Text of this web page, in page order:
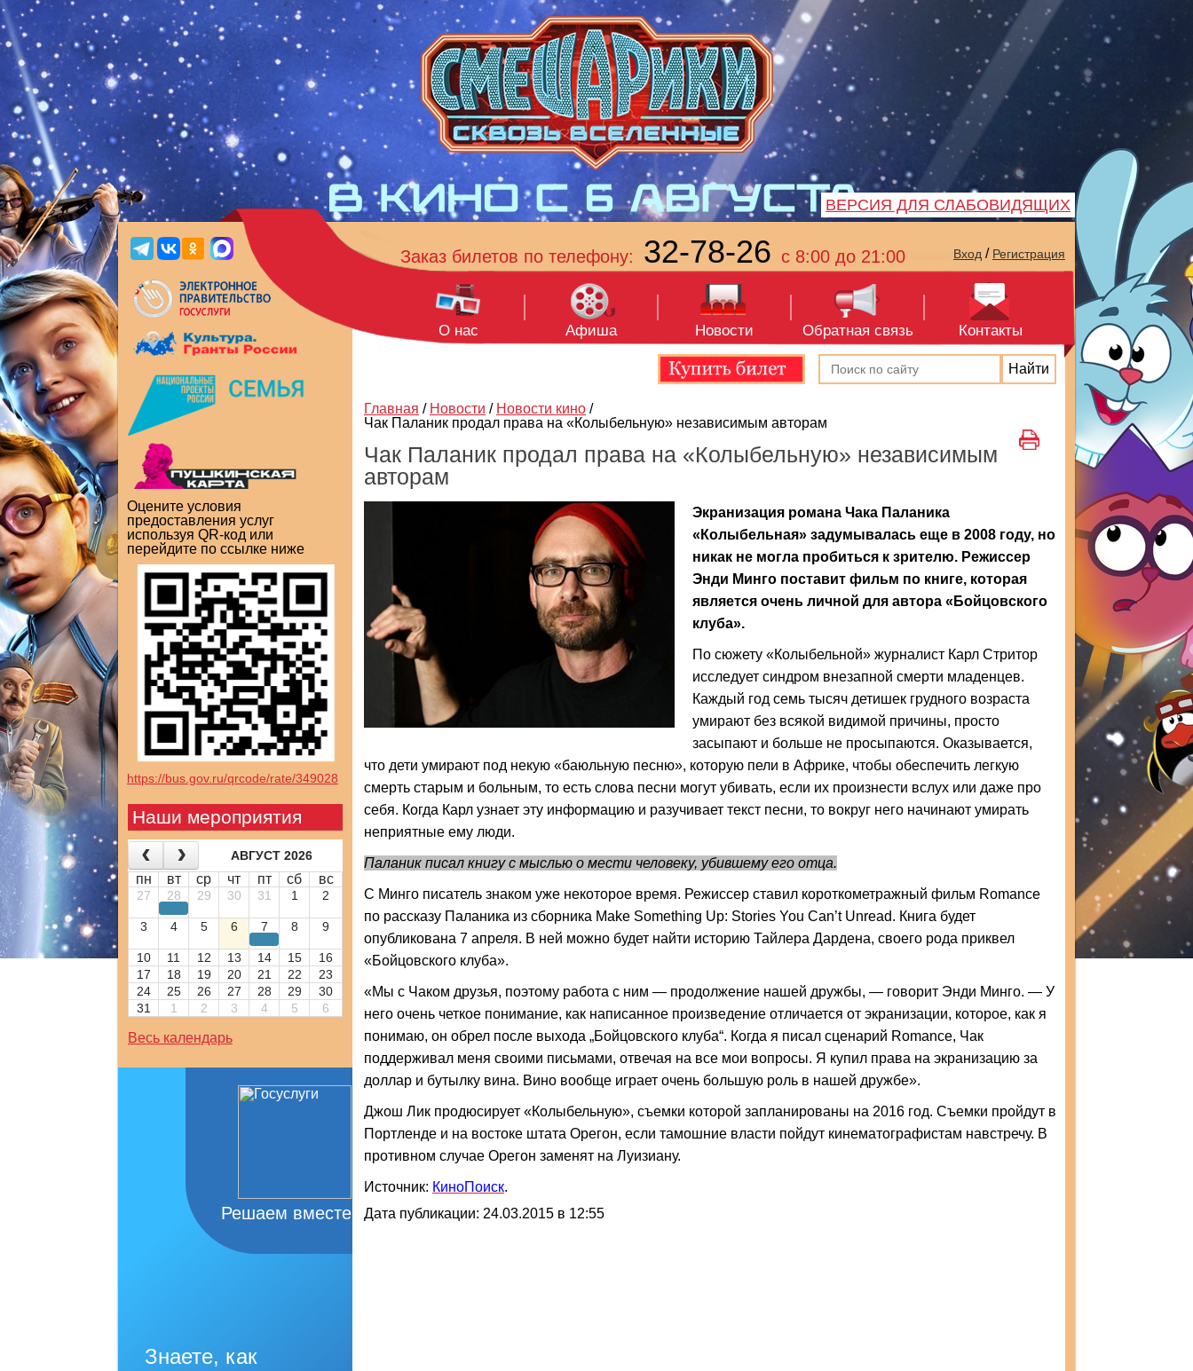
ВЕРСИЯ ДЛЯ СЛАБОВИДЯЩИХ
Оцените условия
предоставления услуг
используя QR-код или
перейдите по ссылке ниже
https://bus.gov.ru/qrcode/rate/349028
Наши мероприятия
АВГУСТ 2026
пн вт ср чт пт сб вс
27 28 29 30 31 1 2
3 4 5 6 7 8 9
10 11 12 13 14 15
16
17
18 19 20 21 22
23
24
25 26 27 28 29
30
31
1 2 3 4 5 6
Весь календарь
Решаем вместе
Знаете, как
Заказ билетов по телефону: 32-78-26 с 8:00 до 21:00 Вход / Регистрация
О нас Афиша Новости Обратная связь Контакты
Главная / Новости / Новости кино /
Чак Паланик продал права на «Колыбельную» независимым авторам
Чак Паланик продал права на «Колыбельную» независимым
авторам
Экранизация романа Чака Паланика
«Колыбельная» задумывалась еще в 2008 году, но
никак не могла пробиться к зрителю. Режиссер
Энди Минго поставит фильм по книге, которая
является очень личной для автора «Бойцовского
клуба».
По сюжету «Колыбельной» журналист Карл Стритор
исследует синдром внезапной смерти младенцев.
Каждый год семь тысяч детишек грудного возраста
умирают без всякой видимой причины, просто
засыпают и больше не просыпаются. Оказывается,
что дети умирают под некую «баюльную песню», которую пели в Африке, чтобы обеспечить легкую
смерть старым и больным, то есть слова песни могут убивать, если их произнести вслух или даже про
себя. Когда Карл узнает эту информацию и разучивает текст песни, то вокруг него начинают умирать
неприятные ему люди.
Паланик писал книгу с мыслью о мести человеку, убившему его отца.
С Минго писатель знаком уже некоторое время. Режиссер ставил короткометражный фильм Romance
по рассказу Паланика из сборника Make Something Up: Stories You Can’t Unread. Книга будет
опубликована 7 апреля. В ней можно будет найти историю Тайлера Дардена, своего рода приквел
«Бойцовского клуба».
«Мы с Чаком друзья, поэтому работа с ним — продолжение нашей дружбы, — говорит Энди Минго. — У
него очень четкое понимание, как написанное произведение отличается от экранизации, которое, как я
понимаю, он обрел после выхода „Бойцовского клуба“. Когда я писал сценарий Romance, Чак
поддерживал меня своими письмами, отвечая на все мои вопросы. Я купил права на экранизацию за
доллар и бутылку вина. Вино вообще играет очень большую роль в нашей дружбе».
Джош Лик продюсирует «Колыбельную», съемки которой запланированы на 2016 год. Съемки пройдут в
Портленде и на востоке штата Орегон, если тамошние власти пойдут кинематографистам навстречу. В
противном случае Орегон заменят на Луизиану.
Источник: КиноПоиск.
Дата публикации: 24.03.2015 в 12:55